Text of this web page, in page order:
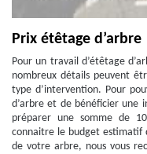
Prix étêtage d’arbre
Pour un travail d’étêtage
nombreux détails peuvent
type d’intervention. Pour
d’arbre et de bénéficier une
préparer une somme de
connaitre le budget estimatif
de votre arbre, nous vous